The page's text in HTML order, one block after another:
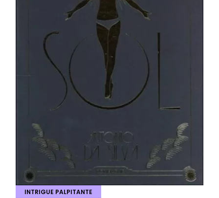
INTRIGUE PALPITANTE